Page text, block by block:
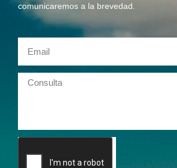
comunicaremos a la brevedad.